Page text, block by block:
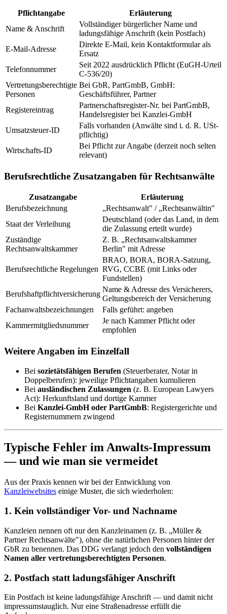
Pflichtangabe
Erläuterung
Name & Anschrift
Vollständiger bürgerlicher Name und
ladungsfähige Anschrift (kein Postfach)
E-Mail-Adresse
Direkte E-Mail, kein Kontaktformular als
Ersatz
Telefonnummer
Seit 2022 ausdrücklich Pflicht (EuGH-Urteil
C-536/20)
Vertretungsberechtigte
Personen
Bei GbR, PartGmbB, GmbH:
Geschäftsführer, Partner
Registereintrag
Partnerschaftsregister-Nr. bei PartGmbB,
Handelsregister bei Kanzlei-GmbH
Umsatzsteuer-ID
Falls vorhanden (Anwälte sind i. d. R. USt-
pflichtig)
Wirtschafts-ID
Bei Pflicht zur Angabe (derzeit noch selten
relevant)
Berufsrechtliche Zusatzangaben für Rechtsanwälte
Zusatzangabe
Erläuterung
Berufsbezeichnung
„Rechtsanwalt" / „Rechtsanwältin"
Staat der Verleihung
Deutschland (oder das Land, in dem
die Zulassung erteilt wurde)
Zuständige
Rechtsanwaltskammer
Z. B. „Rechtsanwaltskammer
Berlin" mit Adresse
Berufsrechtliche Regelungen
BRAO, BORA, BORA-Satzung,
RVG, CCBE (mit Links oder
Fundstellen)
Berufshaftpflichtversicherung
Name & Adresse des Versicherers,
Geltungsbereich der Versicherung
Fachanwaltsbezeichnungen
Falls geführt: angeben
Kammermitgliedsnummer
Je nach Kammer Pflicht oder
empfohlen
Weitere Angaben im Einzelfall
Bei sozietätsfähigen Berufen (Steuerberater, Notar in
Doppelberufen): jeweilige Pflichtangaben kumulieren
Bei ausländischen Zulassungen (z. B. European Lawyers
Act): Herkunftsland und dortige Kammer
Bei Kanzlei-GmbH oder PartGmbB: Registergerichte und
Registernummern zwingend
Typische Fehler im Anwalts-Impressum
— und wie man sie vermeidet
Aus der Praxis kennen wir bei der Entwicklung von
Kanzleiwebsites einige Muster, die sich wiederholen:
1. Kein vollständiger Vor- und Nachname
Kanzleien nennen oft nur den Kanzleinamen (z. B. „Müller &
Partner Rechtsanwälte"), ohne die natürlichen Personen hinter der
GbR zu benennen. Das DDG verlangt jedoch den vollständigen
Namen aller vertretungsberechtigten Personen.
2. Postfach statt ladungsfähiger Anschrift
Ein Postfach ist keine ladungsfähige Anschrift — und damit nicht
impressumstauglich. Nur eine Straßenadresse erfüllt die